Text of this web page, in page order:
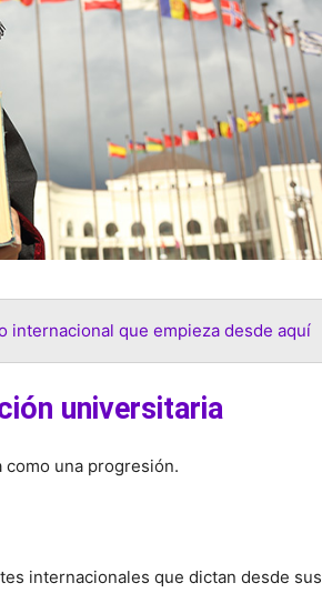
internacional que empieza desde aquí
universitaria
como una progresión.
internacionales que dictan desde sus